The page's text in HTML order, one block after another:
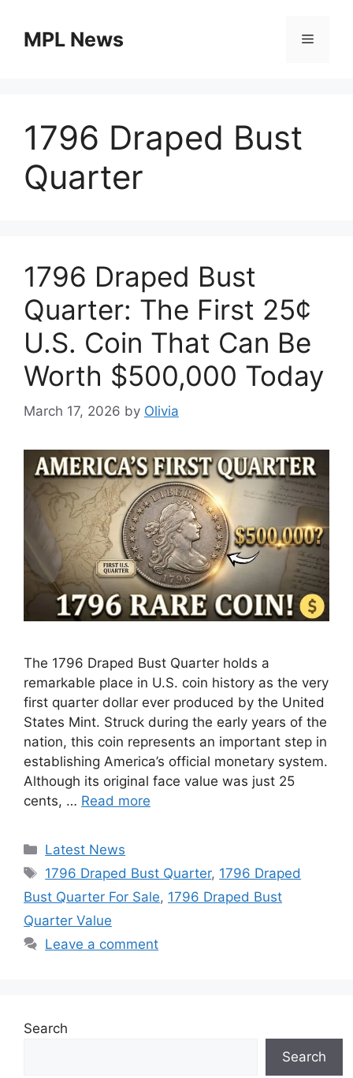
contentMPL News Menu
1796 Draped Bust
Quarter
1796 Draped Bust
Quarter: The First 25¢
U.S. Coin That Can Be
Worth $500,000 Today
March 17, 2026 by Olivia
The 1796 Draped Bust Quarter holds a
remarkable place in U.S. coin history as the very
first quarter dollar ever produced by the United
States Mint. Struck during the early years of the
nation, this coin represents an important step in
establishing America’s official monetary system.
Although its original face value was just 25
cents, … Read more
Categories
Latest News
Tags
1796 Draped Bust Quarter, 1796 Draped
Bust Quarter For Sale, 1796 Draped Bust
Quarter Value
Leave a comment
Search
Search